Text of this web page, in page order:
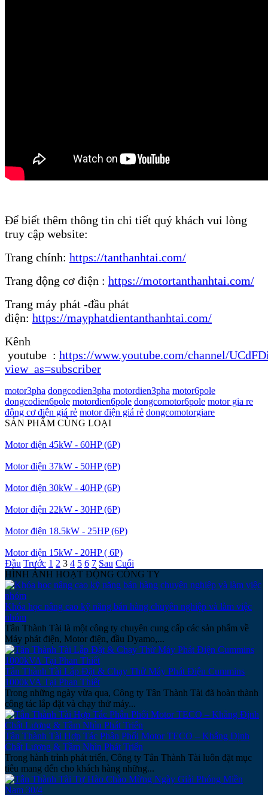
Để biết thêm thông tin chi tiết quý khách vui lòng
truy cập website:
Trang chính: https://tanthanhtai.com/
Trang động cơ điện : https://motortanthanhtai.com/
Trang máy phát -đầu phát
điện: https://mayphatdientanthanhtai.com/
Kênh
youtube : https://www.youtube.com/channel/
view_as=subscriber
motor3pha dongcodien3pha motordien3pha motor6pole
dongcodien6pole motordien6pole dongcomotor6pole motor gia re
động cơ điện giá rẻ motor điện giá rẻ dongcomotorgiare
SẢN PHẨM CÙNG LOẠI
Motor điện 45kW - 60HP (6P)
Motor điện 37kW - 50HP (6P)
Motor điện 30kW - 40HP (6P)
Motor điện 22kW - 30HP (6P)
Motor điện 18.5kW - 25HP (6P)
Motor điện 15kW - 20HP ( 6P)
Đầu Trước 1 2 3 4 5 6 7 Sau Cuối
HÌNH ẢNH HOẠT ĐỘNG CÔNG TY
Khóa học nâng cao kỹ năng bán hàng chuyên nghiệp và làm việc
nhóm
Tân Thành Tài là một công ty chuyên cung cấp các sản phẩm về
Máy phát điện, Motor điện, đầu Dyamo,...
Tân Thành Tài Lắp Đặt & Chạy Thử Máy Phát Điện Cummins
1000kVA Tại Phan Thiết
Trong những ngày vừa qua, Công ty Tân Thành Tài đã hoàn thành
công tác lắp đặt và chạy thử máy...
Tân Thành Tài Hợp Tác Phân Phối Motor TECO – Khẳng Định
Chất Lượng & Tầm Nhìn Phát Triển
Trong hành trình phát triển, Công ty Tân Thành Tài luôn đặt mục
tiêu mang đến cho khách hàng những...